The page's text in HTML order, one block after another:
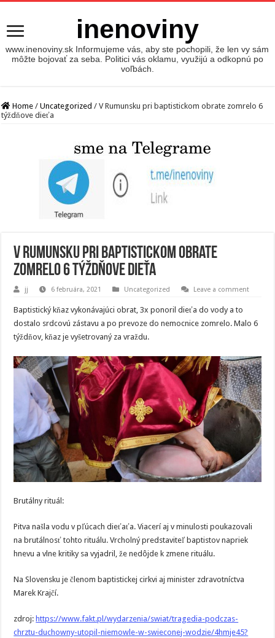
inenoviny
www.inenoviny.sk Informujeme vás, aby ste pochopili, že len vy sám
môžte bojovať za seba. Politici vás oklamu, využijú a odkopnú po
voľbách.
Home / Uncategorized / V Rumunsku pri baptistickom obrate zomrelo 6
týždňove dieťa
V Rumunsku pri baptistickom obrate
zomrelo 6 týždňove dieťa
jj 6 februára, 2021 Uncategorized Leave a comment
Baptistický kňaz vykonávajúci obrat, 3x ponoril dieťa do vody a to
dostalo srdcovú zástavu a po prevoze do nemocnice zomrelo. Malo 6
týždňov, kňaz je vyšetrovaný za vraždu.
Brutálny rituál:
Pitva našla vodu v pľúcach dieťaťa. Viacerí aj v minulosti poukazovali
na brutálnosť tohto rituálu. Vrcholný predstaviteľ baptistov napriek
hnevu a vlne kritiky sa vyjadril, že nedôjde k zmene rituálu.
Na Slovensku je členom baptistickej cirkvi aj minister zdravotníctva
Marek Krajčí.
zdroj: https://www.fakt.pl/wydarzenia/swiat/tragedia-podczas-
chrztu-duchowny-utopil-niemowle-w-swieconej-wodzie/4hmje45?